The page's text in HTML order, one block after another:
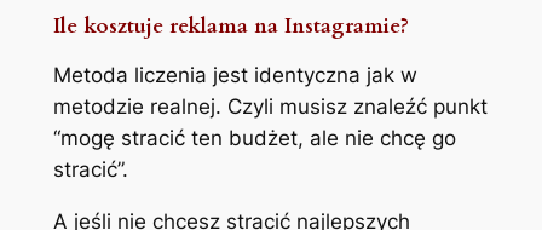
Ile kosztuje reklama na Instagramie?
Metoda liczenia jest identyczna jak w
metodzie realnej. Czyli musisz znaleźć punkt
“mogę stracić ten budżet, ale nie chcę go
stracić”.
A jeśli nie chcesz stracić najlepszych